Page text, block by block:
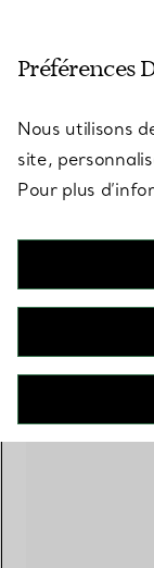
Préférences
Nous utilisons
site,
Pour plus